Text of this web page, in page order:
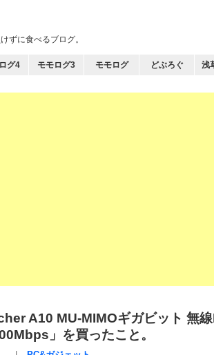
ずに食べるブログ。
グ4 モモログ3 モモログ どぶろぐ 浅
A10 MU-MIMOギガビット 無
」を買ったこと。